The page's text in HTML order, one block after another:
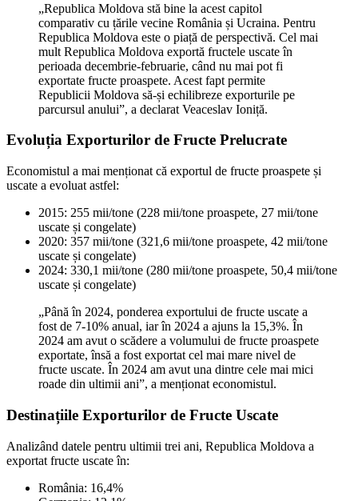
„Republica Moldova stă bine la acest capitol
comparativ cu țările vecine România și Ucraina. Pentru
Republica Moldova este o piață de perspectivă. Cel mai
mult Republica Moldova exportă fructele uscate în
perioada decembrie-februarie, când nu mai pot fi
exportate fructe proaspete. Acest fapt permite
Republicii Moldova să-și echilibreze exporturile pe
parcursul anului”, a declarat Veaceslav Ioniță.
Evoluția Exporturilor de Fructe Prelucrate
Economistul a mai menționat că exportul de fructe proaspete și
uscate a evoluat astfel:
2015: 255 mii/tone (228 mii/tone proaspete, 27 mii/tone
uscate și congelate)
2020: 357 mii/tone (321,6 mii/tone proaspete, 42 mii/tone
uscate și congelate)
2024: 330,1 mii/tone (280 mii/tone proaspete, 50,4 mii/tone
uscate și congelate)
„Până în 2024, ponderea exportului de fructe uscate a
fost de 7-10% anual, iar în 2024 a ajuns la 15,3%. În
2024 am avut o scădere a volumului de fructe proaspete
exportate, însă a fost exportat cel mai mare nivel de
fructe uscate. În 2024 am avut una dintre cele mai mici
roade din ultimii ani”, a menționat economistul.
Destinațiile Exporturilor de Fructe Uscate
Analizând datele pentru ultimii trei ani, Republica Moldova a
exportat fructe uscate în:
România: 16,4%